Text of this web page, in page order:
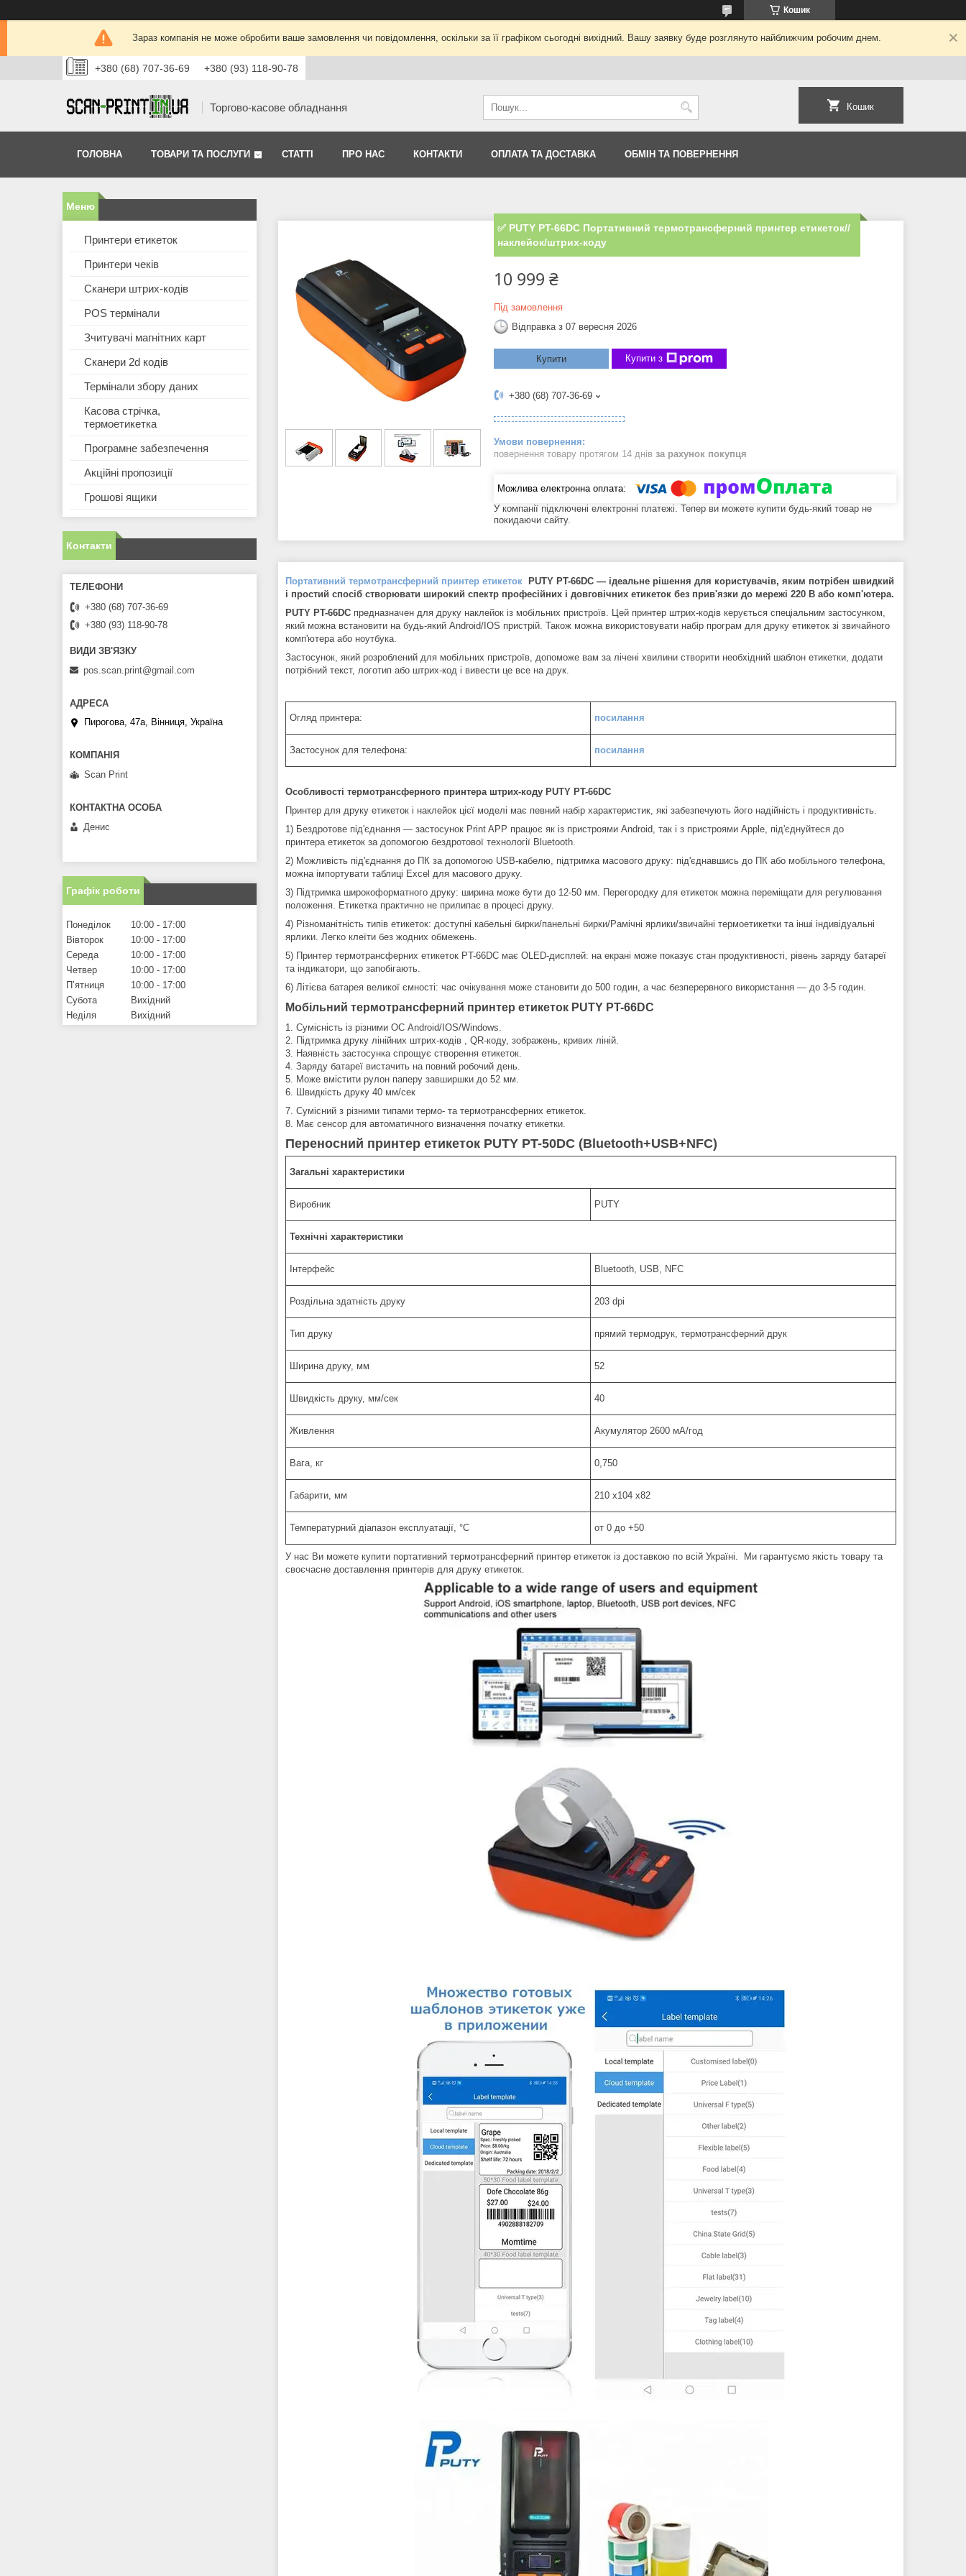
Кошик
Зараз компанія не може обробити ваше замовлення чи повідомлення, оскільки за її графіком сьогодні вихідний. Вашу заявку буде розглянуто найближчим робочим днем.
+380 (68) 707-36-69 +380 (93) 118-90-78
Торгово-касове обладнання Кошик
ГОЛОВНА ТОВАРИ ТА ПОСЛУГИ СТАТТІ ПРО НАС КОНТАКТИ ОПЛАТА ТА ДОСТАВКА ОБМІН ТА ПОВЕРНЕННЯ
✅ PUTY PT-66DC Портативний термотрансферний принтер етикеток//
наклейок/штрих-коду
10 999 ₴
Під замовлення
Відправка з 07 вересня 2026
Купити Купити з
+380 (68) 707-36-69
повернення товару протягом 14 днів за рахунок покупця
У компанії підключені електронні платежі. Тепер ви можете купити будь-який товар не
покидаючи сайту.
Портативний термотрансферний принтер етикеток
PUTY PT-66DC — ідеальне рішення для користувачів, яким потрібен швидкий
і простий спосіб створювати широкий спектр професійних і довговічних етикеток без прив'язки до мережі 220 В або комп'ютера.
PUTY PT-66DC предназначен для друку наклейок із мобільних пристроїв. Цей принтер штрих-кодів керується спеціальним застосунком,
який можна встановити на будь-який Android/IOS пристрій. Також можна використовувати набір програм для друку етикеток зі звичайного
комп'ютера або ноутбука.
Застосунок, який розроблений для мобільних пристроїв, допоможе вам за лічені хвилини створити необхідний шаблон етикетки, додати
потрібний текст, логотип або штрих-код і вивести це все на друк.
Огляд принтера: посилання
Застосунок для телефона: посилання
Особливості термотрансферного принтера штрих-коду PUTY PT-66DC
Принтер для друку етикеток і наклейок цієї моделі має певний набір характеристик, які забезпечують його надійність і продуктивність.
1) Бездротове під'єднання — застосунок Print APP працює як із пристроями Android, так і з пристроями Apple, під'єднуйтеся до
принтера етикеток за допомогою бездротової технології Bluetooth.
2) Можливість під'єднання до ПК за допомогою USB-кабелю, підтримка масового друку: під'єднавшись до ПК або мобільного телефона,
можна імпортувати таблиці Excel для масового друку.
3) Підтримка широкоформатного друку: ширина може бути до 12-50 мм. Перегородку для етикеток можна переміщати для регулювання
положення. Етикетка практично не прилипає в процесі друку.
4) Різноманітність типів етикеток: доступні кабельні бирки/панельні бирки/Рамічні ярлики/звичайні термоетикетки та інші індивідуальні
ярлики. Легко клеїти без жодних обмежень.
5) Принтер термотрансферних етикеток PT-66DC має OLED-дисплей: на екрані може показує стан продуктивності, рівень заряду батареї
та індикатори, що запобігають.
6) Літієва батарея великої ємності: час очікування може становити до 500 годин, а час безперервного використання — до 3-5 годин.
Мобільний термотрансферний принтер етикеток PUTY PT-66DC
1. Сумісність із різними ОС Android/IOS/Windows.
2. Підтримка друку лінійних штрих-кодів , QR-коду, зображень, кривих ліній.
3. Наявність застосунка спрощує створення етикеток.
4. Заряду батареї вистачить на повний робочий день.
5. Може вмістити рулон паперу завширшки до 52 мм.
6. Швидкість друку 40 мм/сек
7. Сумісний з різними типами термо- та термотрансферних етикеток.
8. Має сенсор для автоматичного визначення початку етикетки.
Переносний принтер етикеток PUTY PT-50DC (Bluetooth+USB+NFC)
Загальні характеристики
Виробник PUTY
Технічні характеристики
Інтерфейс Bluetooth, USB, NFC
Роздільна здатність друку 203 dpi
Тип друку прямий термодрук, термотрансферний друк
Ширина друку, мм 52
Швидкість друку, мм/сек 40
Живлення Акумулятор 2600 мА/год
Вага, кг 0,750
Габарити, мм 210 x104 x82
Температурний діапазон експлуатації, °C от 0 до +50
У нас Ви можете купити портативний термотрансферний принтер етикеток із доставкою по всій Україні. Ми гарантуємо якість товару та
своєчасне доставлення принтерів для друку етикеток.
Принтери етикеток
Принтери чеків
Сканери штрих-кодів
POS термінали
Зчитувачі магнітних карт
Сканери 2d кодів
Термінали збору даних
Касова стрічка,
термоетикетка
Програмне забезпечення
Акційні пропозиції
Грошові ящики
Контакти
+380 (68) 707-36-69
+380 (93) 118-90-78
pos.scan.print@gmail.com
Пирогова, 47а, Вінниця, Україна
Scan Print
Денис
Графік роботи
Понеділок 10:00
17:00
Вівторок
10:00
17:00
Середа
10:00
17:00
Четвер
10:00
17:00
Пʼятниця
10:00
17:00
Субота
Вихідний
Неділя
Вихідний